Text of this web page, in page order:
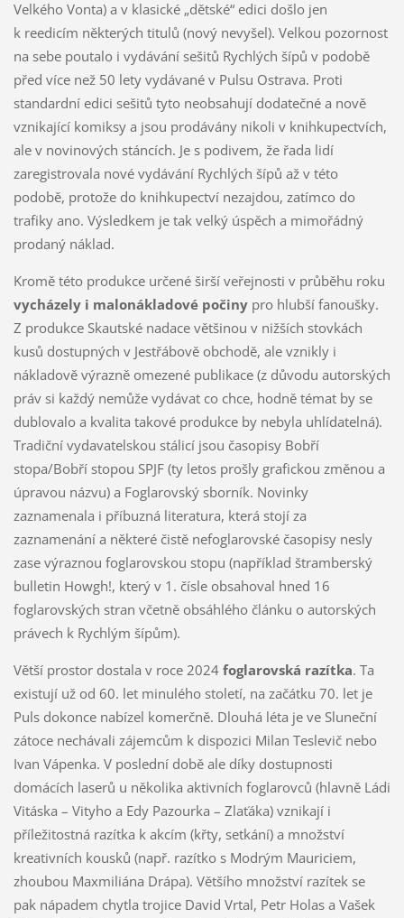
Velkého Vonta) a v klasické „dětské“ edici došlo jen
k reedicím některých titulů (nový nevyšel). Velkou pozornost
na sebe poutalo i vydávání sešitů Rychlých šípů v podobě
před více než 50 lety vydávané v Pulsu Ostrava. Proti
standardní edici sešitů tyto neobsahují dodatečné a nově
vznikající komiksy a jsou prodávány nikoli v knihkupectvích,
ale v novinových stáncích. Je s podivem, že řada lidí
zaregistrovala nové vydávání Rychlých šípů až v této
podobě, protože do knihkupectví nezajdou, zatímco do
trafiky ano. Výsledkem je tak velký úspěch a mimořádný
prodaný náklad.
Kromě této produkce určené širší veřejnosti v průběhu roku
vycházely i malonákladové počinypro hlubší fanoušky.
Z produkce Skautské nadace většinou v nižších stovkách
kusů dostupných v Jestřábově obchodě, ale vznikly i
nákladově výrazně omezené publikace (z důvodu autorských
práv si každý nemůže vydávat co chce, hodně témat by se
dublovalo a kvalita takové produkce by nebyla uhlídatelná).
Tradiční vydavatelskou stálicí jsou časopisy Bobří
stopa/Bobří stopou SPJF (ty letos prošly grafickou změnou a
úpravou názvu) a Foglarovský sborník. Novinky
zaznamenala i příbuzná literatura, která stojí za
zaznamenání a některé čistě nefoglarovské časopisy nesly
zase výraznou foglarovskou stopu (například štramberský
bulletin Howgh!, který v 1. čísle obsahoval hned 16
foglarovských stran včetně obsáhlého článku o autorských
právech k Rychlým šípům).
Větší prostor dostala v roce 2024 foglarovská razítka. Ta
existují už od 60. let minulého století, na začátku 70. let je
Puls dokonce nabízel komerčně. Dlouhá léta je ve Sluneční
zátoce nechávali zájemcům k dispozici Milan Teslevič nebo
Ivan Vápenka. V poslední době ale díky dostupnosti
domácích laserů u několika aktivních foglarovců (hlavně Ládi
Vitáska – Vityho a Edy Pazourka – Zlaťáka) vznikají i
příležitostná razítka k akcím (křty, setkání) a množství
kreativních kousků (např. razítko s Modrým Mauriciem,
zhoubou Maxmiliána Drápa). Většího množství razítek se
pak nápadem chytla trojice David Vrtal, Petr Holas a Vašek